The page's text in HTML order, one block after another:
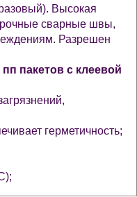
Высокая
сварные швы,
Разрешен
пакетов с клеевой
герметичность;